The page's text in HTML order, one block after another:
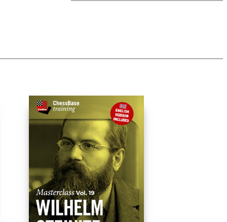
ein ungebrochener Rekord. 1988 gewann er die
Mitkombinieren ein. Die DVD enthält zudem alle Partien von